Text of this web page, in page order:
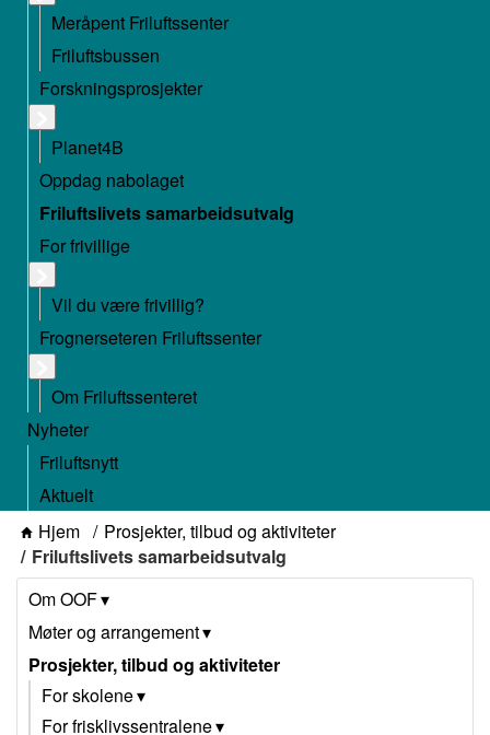
Meråpent Friluftssenter
Friluftsbussen
Forskningsprosjekter
Planet4B
Oppdag nabolaget
Friluftslivets samarbeidsutvalg
For frivillige
Vil du være frivillig?
Frognerseteren Friluftssenter
Om Friluftssenteret
Nyheter
Friluftsnytt
Aktuelt
Hjem
Prosjekter, tilbud og aktiviteter
Friluftslivets samarbeidsutvalg
Om OOF
Møter og arrangement
Prosjekter, tilbud og aktiviteter
For skolene
For frisklivssentralene